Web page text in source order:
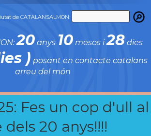
de CATALANSALMON:
20anys 10mesos i28 dies
) posant en contacte catalans
arreu del món
Fes un cop d'ull al
dels 20 anys!!!!